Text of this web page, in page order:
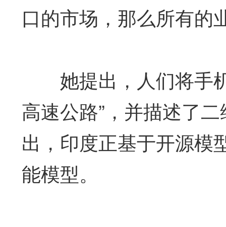
口的市场，那么所有的
她提出，人们将手机
高速公路”，并描述了
出，印度正基于开源模
能模型。